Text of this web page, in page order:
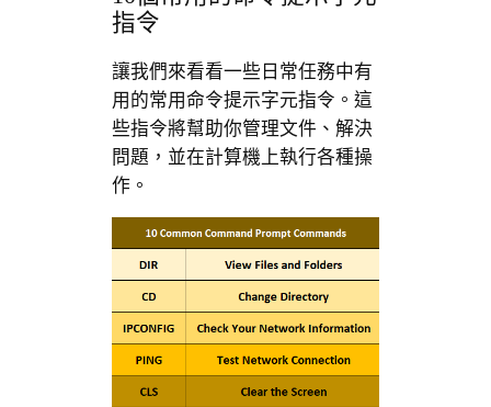
指令
讓我們來看看一些日常任務中有
用的常用命令提示字元指令。這
些指令將幫助你管理文件、解決
問題，並在計算機上執行各種操
作。